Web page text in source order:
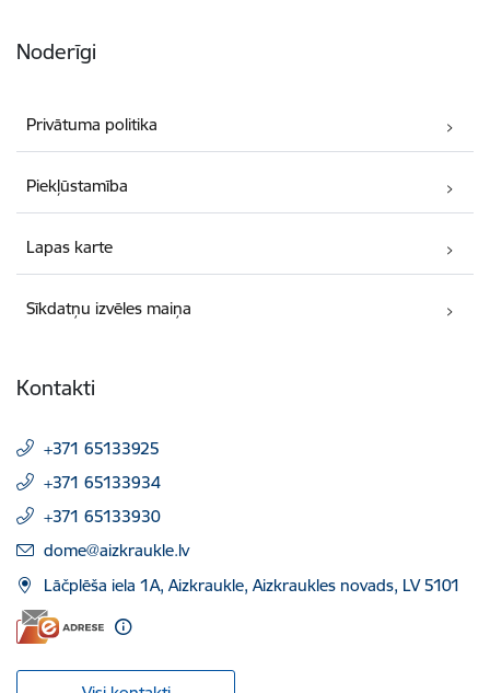
Noderīgi
Privātuma politika
Piekļūstamība
Lapas karte
Sīkdatņu izvēles maiņa
Kontakti
+371 65133925
+371 65133934
+371 65133930
E-pasts:
dome@aizkraukle.lv
Lāčplēša iela 1A, Aizkraukle, Aizkraukles novads, LV 5101